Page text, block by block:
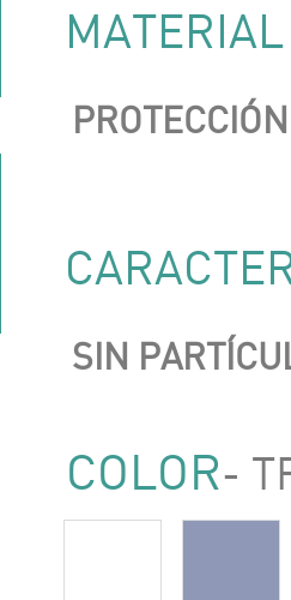
MATERIAL
SIN
COLOR-